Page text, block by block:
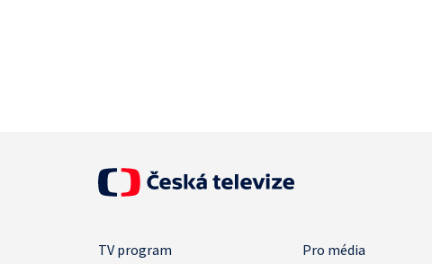
TV program Pro média